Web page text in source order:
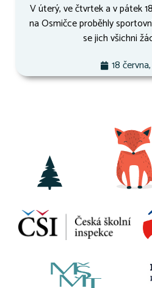
V úterý, ve čtvrtek a v pátek
na Osmičce proběhly
se jich všichni
18